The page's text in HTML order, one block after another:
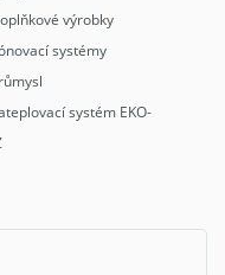
výrobky
systémy
systém EKO-